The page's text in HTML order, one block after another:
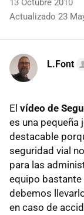
13 Octubre 2010
Actualizado 23
L.Font
El vídeo de
es una pequeña
destacable
seguridad vial
para las
equipo bastante
debemos
en caso de